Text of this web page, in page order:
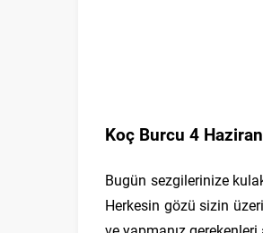
Koç Burcu 4
Bugün sezgilerinize
Herkesin gözü sizin